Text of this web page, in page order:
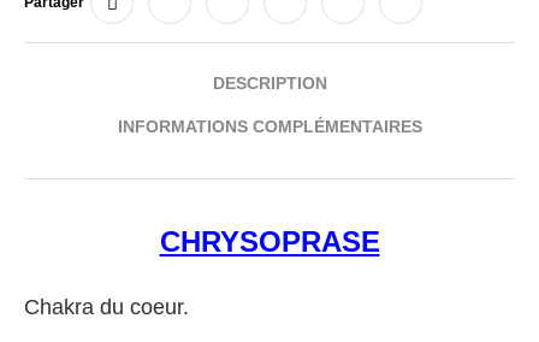
DESCRIPTION
INFORMATIONS COMPLÉMENTAIRES
CHRYSOPRASE
Chakra du coeur.